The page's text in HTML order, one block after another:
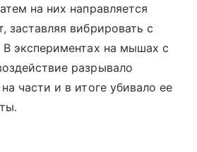
на них направляется
заставляя вибрировать с
экспериментах на мышах с
разрывало
части и в итоге убивало ее